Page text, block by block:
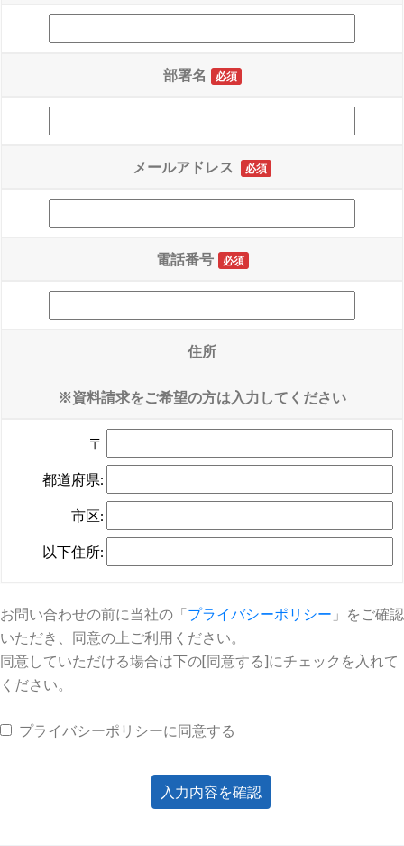
部署名 必須
メールアドレス 必須
電話番号 必須
住所
※資料請求をご希望の方は入力してください
〒
都道府県:
市区:
以下住所:
お問い合わせの前に当社の「プライバシーポリシー 」をご確認
いただき、同意の上ご利用ください。
同意していただける場合は下の[同意する]にチェックを入れて
ください。
プライバシーポリシーに同意する